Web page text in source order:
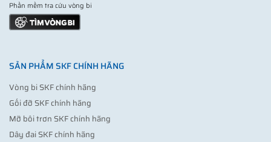
Phần mềm tra cứu vòng bi
SẢN PHẨM SKF CHÍNH HÃNG
Vòng bi SKF chính hãng
Gối đỡ SKF chính hãng
Mỡ bôi trơn SKF chính hãng
Dây đai SKF chính hãng